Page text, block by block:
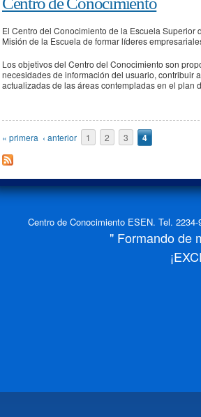
El Centro del Conocimiento de la Escuela
Misión de la Escuela de formar líderes
Los objetivos del Centro del Conocimiento son
necesidades de información del usuario, contribuir
actualizadas de las áreas contempladas en el plan
Páginas
« primera ‹ anterior 1 2 3 4
Centro de Conocimiento ESEN. Tel.
" Formando de